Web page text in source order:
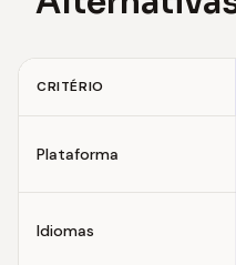
CRITÉRIO
Plataforma
Idiomas